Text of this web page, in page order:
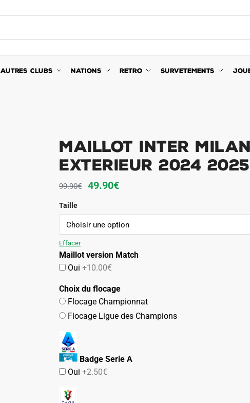
AUTRES CLUBS NATIONS RETRO SURVETEMENTS
Maillot Inter Milan
Exterieur 2024
99.90€
Le
initial
était :
49.90€Le
actuel
est :
Taille
Effacer
Maillot version Match
Oui+10.00€
Choix du flocage
Flocage Championnat
Flocage Ligue des Champions
Badge Serie A
Oui+2.50€